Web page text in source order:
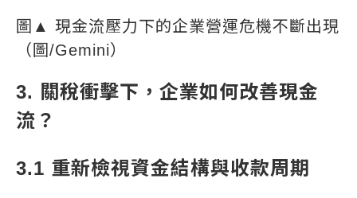
圖▲ 現金流壓力下的企業營運危機不斷出現
（圖/Gemini）
3. 關稅衝擊下，企業如何改善現金
流？
3.1 重新檢視資金結構與收款周期